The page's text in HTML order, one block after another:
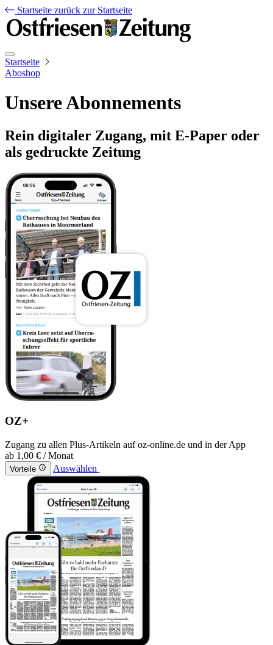
Startseite zurück zur Startseite
Startseite
Aboshop
Unsere Abonnements
Rein digitaler Zugang, mit E-Paper oder
als gedruckte Zeitung
OZ+
Zugang zu allen Plus-Artikeln auf oz-online.de und in der App
ab 1,00 € / Monat
Vorteile Auswählen